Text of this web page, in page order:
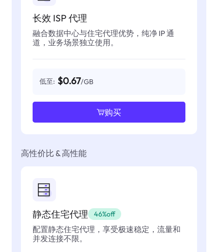
长效 ISP 代理
融合数据中心与住宅代理优势，纯净 IP 通
道，业务场景独立使用。
低至: $0.67/GB
购买
高性价比 & 高性能
静态住宅代理 46%off
配置静态住宅代理，享受极速稳定，流量和
并发连接不限。